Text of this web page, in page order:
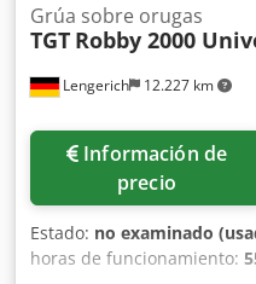
Lengerich 12.227 km
Grúa sobre orugas
TGT Robby 2000
Información de
precio
Estado: no examinado
horas de funcionamiento: